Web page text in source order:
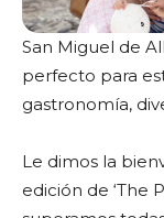
San Miguel de
perfecto para
gastronomía,
Le dimos la
edición de ‘The